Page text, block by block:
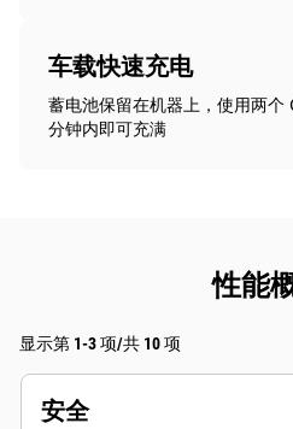
车载快速充电
蓄电池保留在机器上，使用两
分钟内即可充满
性能
显示第 1-3 项/共 10 项
安全